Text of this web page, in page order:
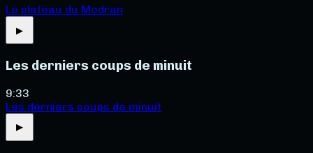
Le plateau du Modran
▶
Les derniers coups de minuit
9:33
Les derniers coups de minuit
▶